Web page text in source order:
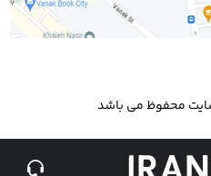
محفوظ می باشد